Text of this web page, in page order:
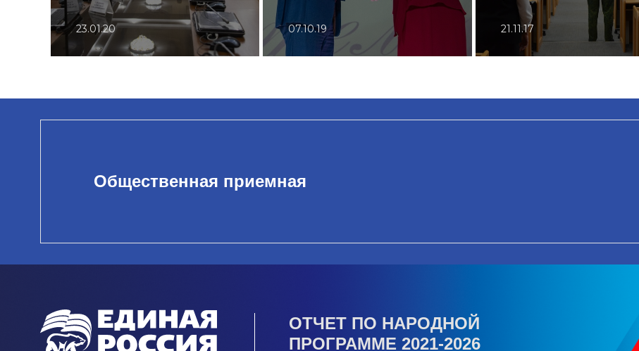
23.01.20 07.10.19 21.11.17
Общественная приемная
ОТЧЕТ ПО НАРОДНОЙ
ПРОГРАММЕ 2021-2026